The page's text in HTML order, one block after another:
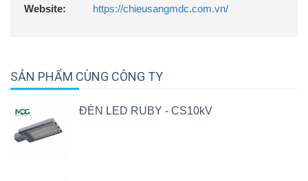
Website:
https://chieusangmdc.com.vn/
SẢN PHẨM CÙNG CÔNG TY
ĐÈN LED RUBY - CS10kV